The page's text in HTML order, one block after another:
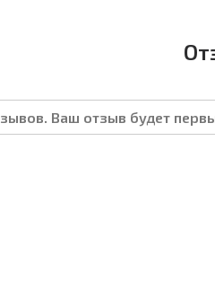
Ваш отзыв будет